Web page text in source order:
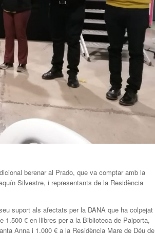
berenar al Prado, que va comptar amb la
Silvestre, i representants de la Residència
suport als afectats per la DANA que ha colpejat
1.500 € en llibres per a la Biblioteca de Paiporta,
Anna i 1.000 € a la Residència Mare de Déu de